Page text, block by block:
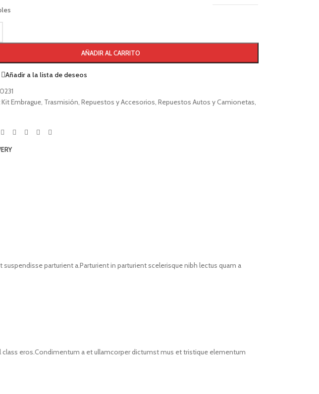
AÑADIR AL CARRITO
Añadir a la lista de deseos
Kit Embrague, Trasmisión, Repuestos y Accesorios, Repuestos Autos y Camionetas,
parturient a.Parturient in parturient scelerisque nibh lectus quam a
eros.Condimentum a et ullamcorper dictumst mus et tristique elementum